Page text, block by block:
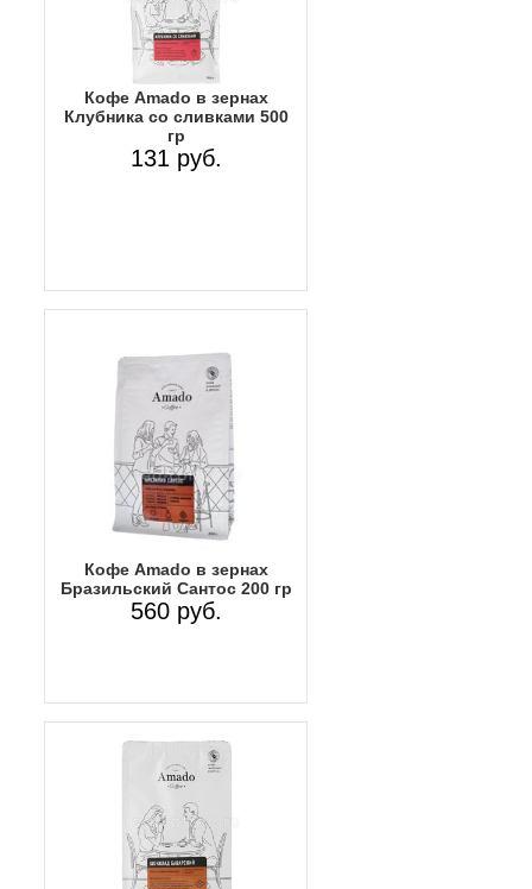
Кофе Amado в зернах
Клубника со сливками 500
гр
131 руб.
Кофе Amado в зернах
Бразильский Сантос 200 гр
560 руб.